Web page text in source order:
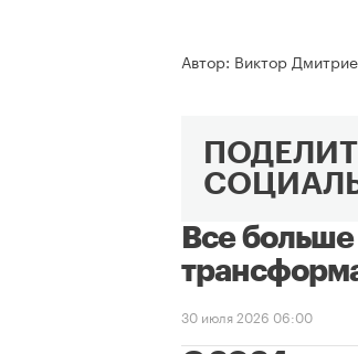
Автор: Виктор
Все
30 июля 2026 06:00